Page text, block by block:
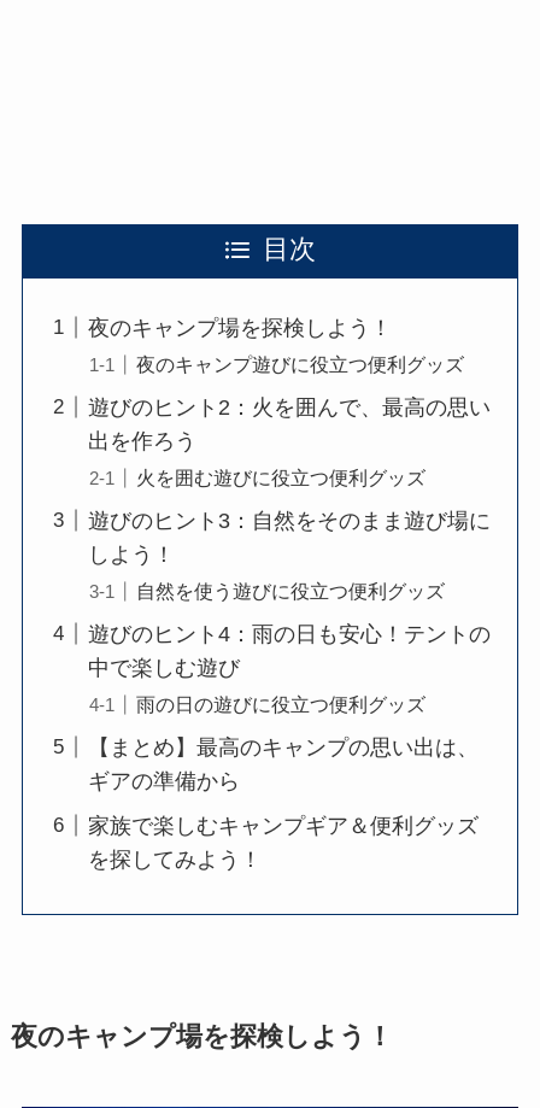
目次
夜のキャンプ場を探検しよう！
夜のキャンプ遊びに役立つ便利グッズ
遊びのヒント2：火を囲んで、最高の思い
出を作ろう
火を囲む遊びに役立つ便利グッズ
遊びのヒント3：自然をそのまま遊び場に
しよう！
自然を使う遊びに役立つ便利グッズ
遊びのヒント4：雨の日も安心！テントの
中で楽しむ遊び
雨の日の遊びに役立つ便利グッズ
【まとめ】最高のキャンプの思い出は、
ギアの準備から
家族で楽しむキャンプギア＆便利グッズ
を探してみよう！
夜のキャンプ場を探検しよう！